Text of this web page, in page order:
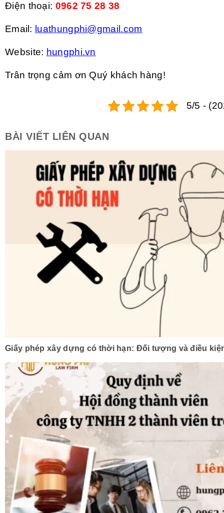
Điện thoại: 0962 75 28 38
Email: luathungphi@gmail.com
Website: hungphi.vn
Trân trọng cảm ơn Quý khách hàng!
5/5 -
BÀI VIẾT LIÊN QUAN
Giấy phép xây dựng có thời hạn: Đối tượng và điều